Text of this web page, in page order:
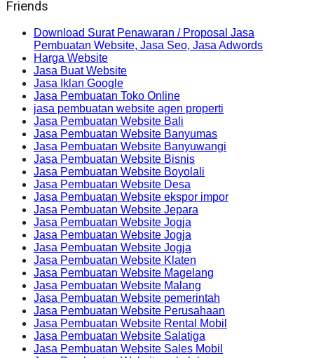
Friends
Download Surat Penawaran / Proposal Jasa
Pembuatan Website, Jasa Seo, Jasa Adwords
Harga Website
Jasa Buat Website
Jasa Iklan Google
Jasa Pembuatan Toko Online
jasa pembuatan website agen properti
Jasa Pembuatan Website Bali
Jasa Pembuatan Website Banyumas
Jasa Pembuatan Website Banyuwangi
Jasa Pembuatan Website Bisnis
Jasa Pembuatan Website Boyolali
Jasa Pembuatan Website Desa
Jasa Pembuatan Website ekspor impor
Jasa Pembuatan Website Jepara
Jasa Pembuatan Website Jogja
Jasa Pembuatan Website Jogja
Jasa Pembuatan Website Jogja
Jasa Pembuatan Website Klaten
Jasa Pembuatan Website Magelang
Jasa Pembuatan Website Malang
Jasa Pembuatan Website pemerintah
Jasa Pembuatan Website Perusahaan
Jasa Pembuatan Website Rental Mobil
Jasa Pembuatan Website Salatiga
Jasa Pembuatan Website Sales Mobil